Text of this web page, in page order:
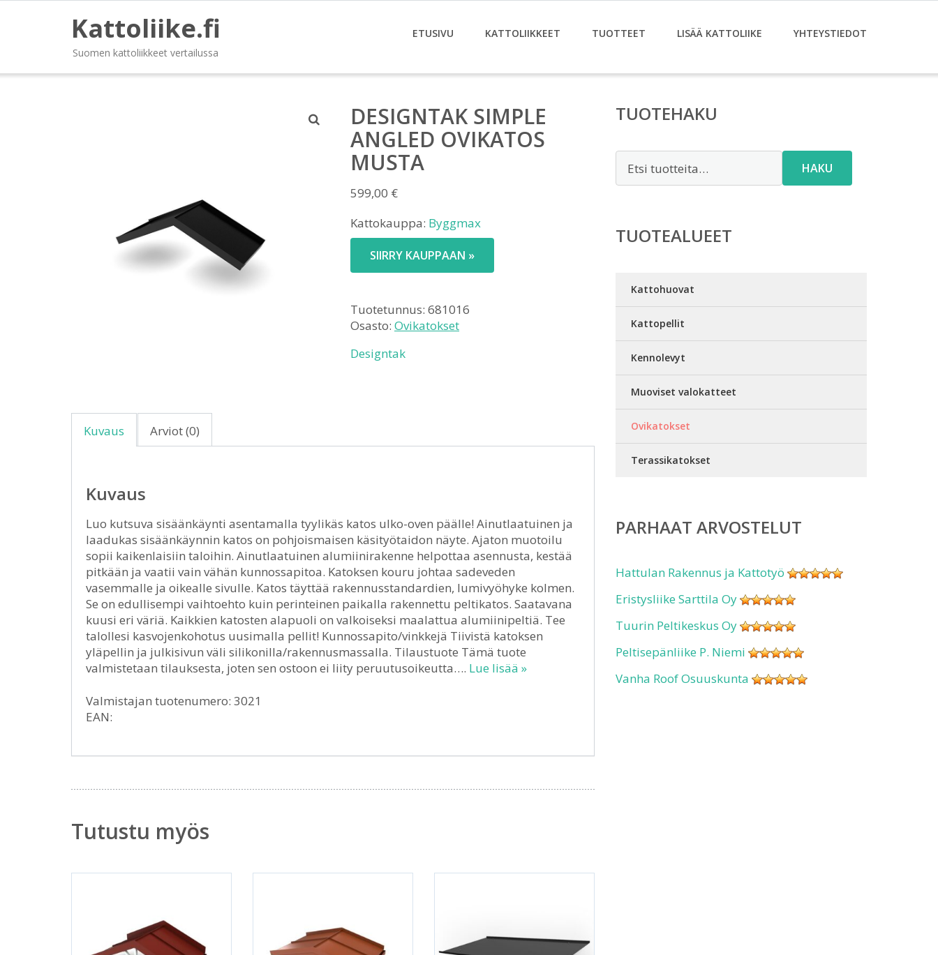
Kattoliike.fi
Suomen kattoliikkeet vertailussa
ETUSIVU KATTOLIIKKEET TUOTTEET LISÄÄ KATTOLIIKE YHTEYSTIEDOT
DESIGNTAK SIMPLE
ANGLED OVIKATOS
MUSTA
599,00 €
Kattokauppa: Byggmax
SIIRRY KAUPPAAN »
Tuotetunnus: 681016
Osasto: Ovikatokset
Designtak
Kuvaus Arviot (0)
Kuvaus
Luo kutsuva sisäänkäynti asentamalla tyylikäs katos ulko-oven päälle! Ainutlaatuinen ja
laadukas sisäänkäynnin katos on pohjoismaisen käsityötaidon näyte. Ajaton muotoilu
sopii kaikenlaisiin taloihin. Ainutlaatuinen alumiinirakenne helpottaa asennusta, kestää
pitkään ja vaatii vain vähän kunnossapitoa. Katoksen kouru johtaa sadeveden
vasemmalle ja oikealle sivulle. Katos täyttää rakennusstandardien, lumivyöhyke kolmen.
Se on edullisempi vaihtoehto kuin perinteinen paikalla rakennettu peltikatos. Saatavana
kuusi eri väriä. Kaikkien katosten alapuoli on valkoiseksi maalattua alumiinipeltiä. Tee
talollesi kasvojenkohotus uusimalla pellit! Kunnossapito/vinkkejä Tiivistä katoksen
yläpellin ja julkisivun väli silikonilla/rakennusmassalla. Tilaustuote Tämä tuote
valmistetaan tilauksesta, joten sen ostoon ei liity peruutusoikeutta…. Lue lisää »
Valmistajan tuotenumero: 3021
EAN:
Tutustu myös
TUOTEHAKU
HAKU
TUOTEALUEET
Kattohuovat
Kattopellit
Kennolevyt
Muoviset valokatteet
Ovikatokset
Terassikatokset
PARHAAT ARVOSTELUT
Hattulan Rakennus ja Kattotyö
Eristysliike Sarttila Oy
Tuurin Peltikeskus Oy
Peltisepänliike P. Niemi
Vanha Roof Osuuskunta